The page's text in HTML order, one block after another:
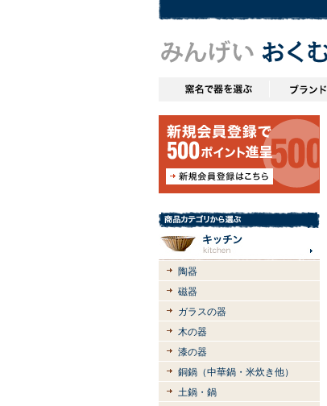
陶器
磁器
ガラスの器
木の器
漆の器
銅鍋（中華鍋・米炊き他）
土鍋・鍋